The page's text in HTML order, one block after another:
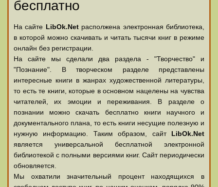
бесплатно
На сайте LibOk.Netрасполжена электронная библиотека,
в которой можно скачивать и читать тысячи книг в режиме
онлайн без регистрации.
На сайте мы сделали два раздела - "Творчество" и
"Познание". В творческом разделе представлены
интересные книги в жанрах художественной литературы,
то есть те книги, которые в основном нацелены на чувства
читателей, их эмоции и переживания. В разделе о
познании можно скачать бесплатно книги научного и
документального плана, то есть книги несущие полезную и
нужную информацию. Таким образом, сайт LibOk.Net
является универсальной бесплатной электронной
библиотекой с полными версиями книг. Сайт периодически
обновляется.
Мы охватили значительный процент находящихся в